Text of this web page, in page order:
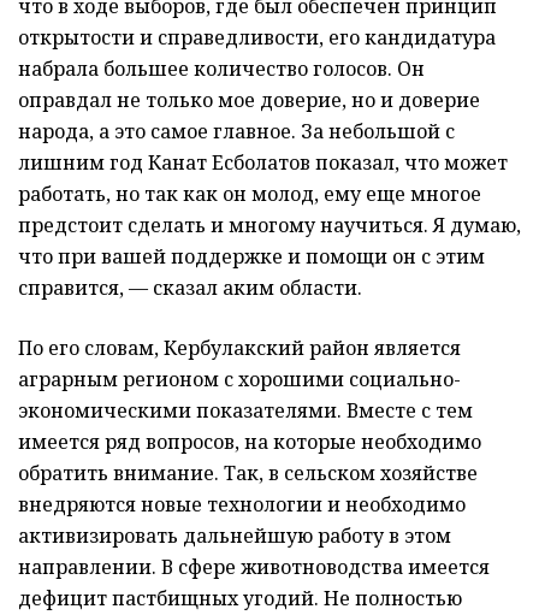
что в ходе выборов, где был обеспечен принцип
открытости и справедливости, его кандидатура
набрала большее количество голосов. Он
оправдал не только мое доверие, но и доверие
народа, а это самое главное. За небольшой с
лишним год Канат Есболатов показал, что может
работать, но так как он молод, ему еще многое
предстоит сделать и многому научиться. Я думаю,
что при вашей поддержке и помощи он с этим
справится, — сказал аким области.
По его словам, Кербулакский район является
аграрным регионом с хорошими социально-
экономическими показателями. Вместе с тем
имеется ряд вопросов, на которые необходимо
обратить внимание. Так, в сельском хозяйстве
внедряются новые технологии и необходимо
активизировать дальнейшую работу в этом
направлении. В сфере животноводства имеется
дефицит пастбищных угодий. Не полностью